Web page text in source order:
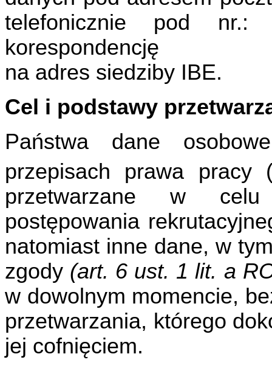
telefonicznie pod nr.:
korespondencję
na adres siedziby IBE.
Cel i podstawy
Państwa dane
przepisach prawa pracy
przetwarzane w celu
postępowania
natomiast inne dane, w
zgody (art. 6 ust. 1 lit. a
w dowolnym momencie,
przetwarzania, którego
jej cofnięciem.